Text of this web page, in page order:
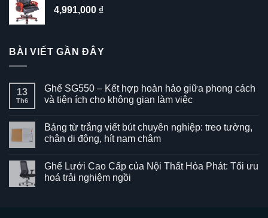
4,991,000 ₫
BÀI VIẾT GẦN ĐÂY
13
Th6
Ghế SG550 – Kết hợp hoàn hảo giữa phong cách
và tiện ích cho không gian làm việc
bình
luận
ở
–
Kết
hợp
Bảng từ trắng viết bút chuyên nghiệp: treo tường,
chân di động, hít nam châm
bình
luận
ở
Ghế Lưới Cao Cấp của Nội Thất Hòa Phát: Tối ưu
hoá trải nghiệm ngồi